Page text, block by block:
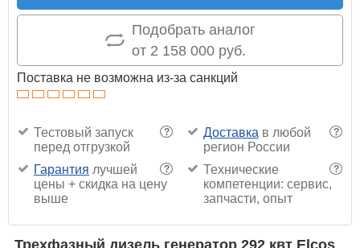
Подобрать аналог
от 2 158 000 руб.
Поставка не возможна из-за санкций
?
Тестовый запуск
перед отгрузкой
?
Доставка в любой
регион России
?
Гарантия лучшей
цены + скидка на цену
выше
?
Технические
компетенции: сервис,
запчасти, опыт
Трехфазный дизель генератор 292 квт Elcos